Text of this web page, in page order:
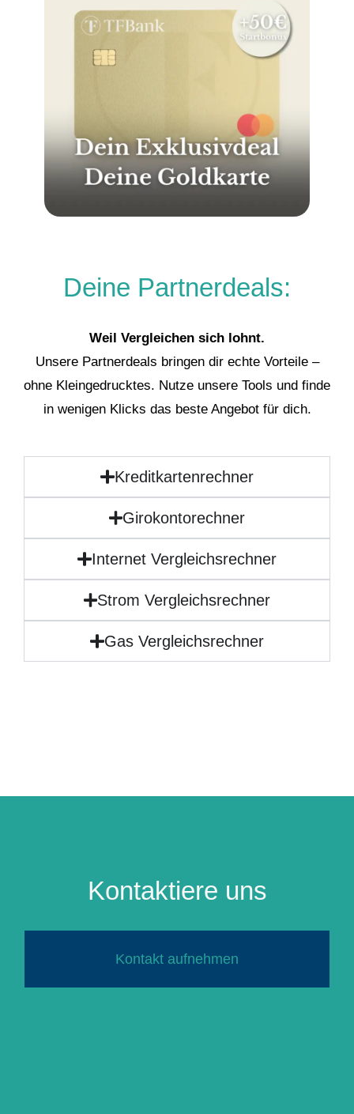
Deine Partnerdeals:
Weil Vergleichen sich lohnt.
Unsere Partnerdeals bringen dir echte Vorteile –
ohne Kleingedrucktes. Nutze unsere Tools und finde
in wenigen Klicks das beste Angebot für dich.
Kreditkartenrechner
Girokontorechner
Internet Vergleichsrechner
Strom Vergleichsrechner
Gas Vergleichsrechner
Kontaktiere uns
Kontakt aufnehmen